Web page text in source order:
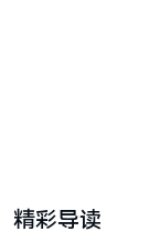
精彩导读